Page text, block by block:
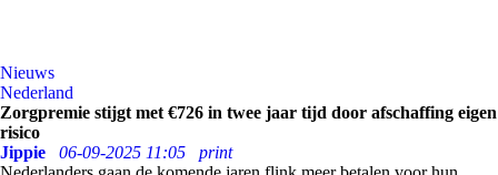
Nieuws
Nederland
Zorgpremie stijgt met €726 in twee jaar tijd door afschaffing eigen
risico
Jippie
06-09-2025 11:05
print